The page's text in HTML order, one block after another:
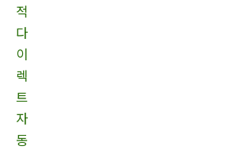
적
다
이
렉
트
자
동